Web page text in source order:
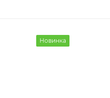
Новинка